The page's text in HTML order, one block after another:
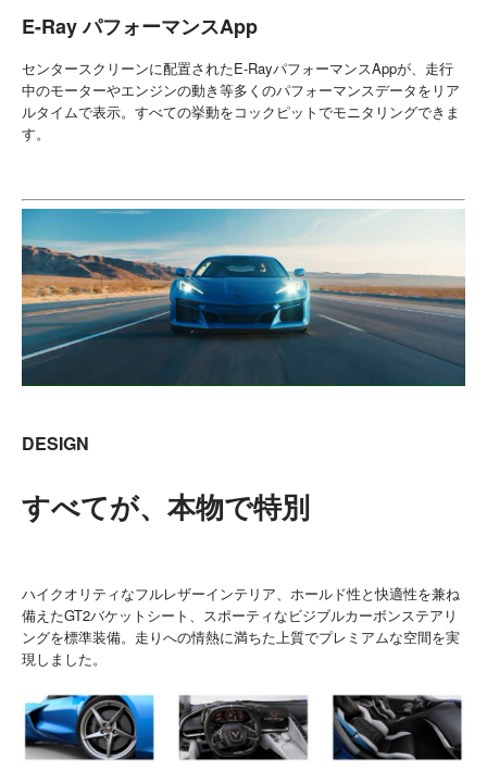
E-Ray パフォーマンスApp
センタースクリーンに配置されたE-RayパフォーマンスAppが、走行
中のモーターやエンジンの動き等多くのパフォーマンスデータをリア
ルタイムで表示。すべての挙動をコックピットでモニタリングできま
す。
DESIGN
すべてが、本物で特別
ハイクオリティなフルレザーインテリア、ホールド性と快適性を兼ね
備えたGT2バケットシート、スポーティなビジブルカーボンステアリ
ングを標準装備。走りへの情熱に満ちた上質でプレミアムな空間を実
現しました。